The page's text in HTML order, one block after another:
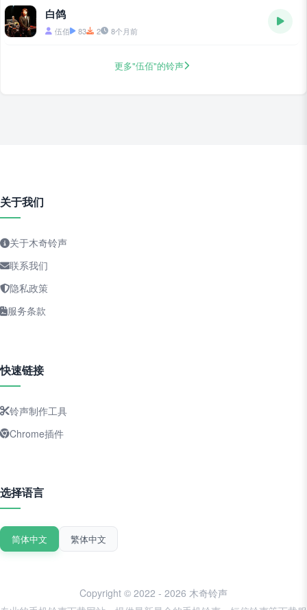
白鸽
伍佰 83 2 8个月前
更多"伍佰"的铃声
关于我们
关于木奇铃声
联系我们
隐私政策
服务条款
快速链接
铃声制作工具
Chrome插件
选择语言
简体中文 繁体中文
Copyright © 2022 - 2026 木奇铃声